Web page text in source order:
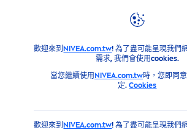
歡迎來到 NIVEA.com.tw! 為了盡可能呈現我們
需求, 我們會使用cookies.
當您繼續使用 NIVEA.com.tw時，您即同
定.Cookies
歡迎來到 NIVEA.com.tw! 為了盡可能呈現我們
產品 NIVEA身體保養&手足修護系列
妮維雅止汗爽身噴霧
列 (雋藍靜謐